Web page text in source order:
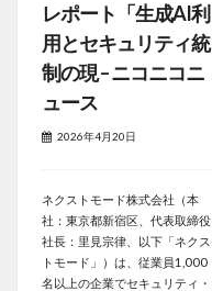
レポート「生成AI利
用とセキュリティ統
制の現 – ニコニコニ
ュース
2026年4月20日
ネクストモード株式会社（本
社：東京都新宿区、代表取締役
社長：里見宗律、以下「ネクス
トモード」）は、従業員1,000
名以上の企業でセキュリティ・